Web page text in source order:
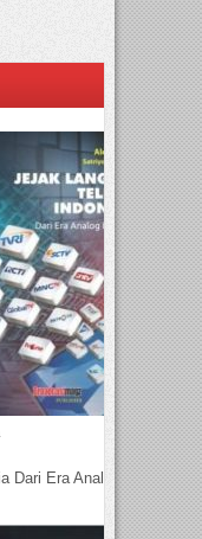
Dari Era Analog